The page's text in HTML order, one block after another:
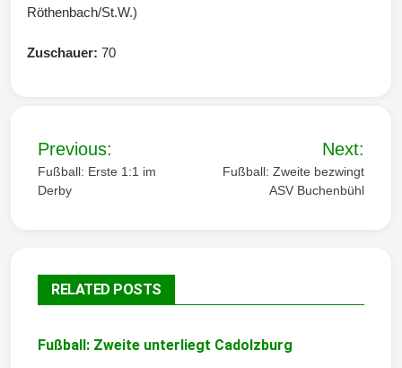
Röthenbach/St.W.)
Zuschauer: 70
B
e
i
r
a
g
Previous:
Fußball: Erste 1:1 im
Derby
Next:
Fußball: Zweite bezwingt
ASV Buchenbühl
RELATED POSTS
Fußball: Zweite unterliegt Cadolzburg